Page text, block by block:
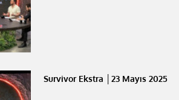
Survivor Ekstra │23 Mayıs 2025